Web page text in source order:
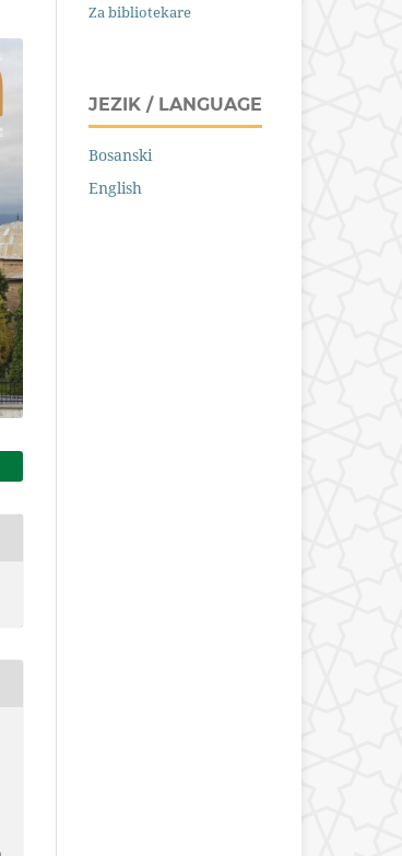
Za bibliotekare
JEZIK / LANGUAGE
Bosanski
English